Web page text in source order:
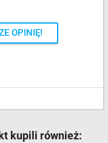
OPINIĘ!
kupili również: